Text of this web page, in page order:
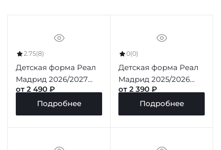
2.75(8)
Детская форма Реал
Мадрид 2026/2027
домашняя
от 2 490 ₽
Подробнее
0(0)
Детская форма Реал
Мадрид 2025/2026
гостевая
от 2 390 ₽
Подробнее